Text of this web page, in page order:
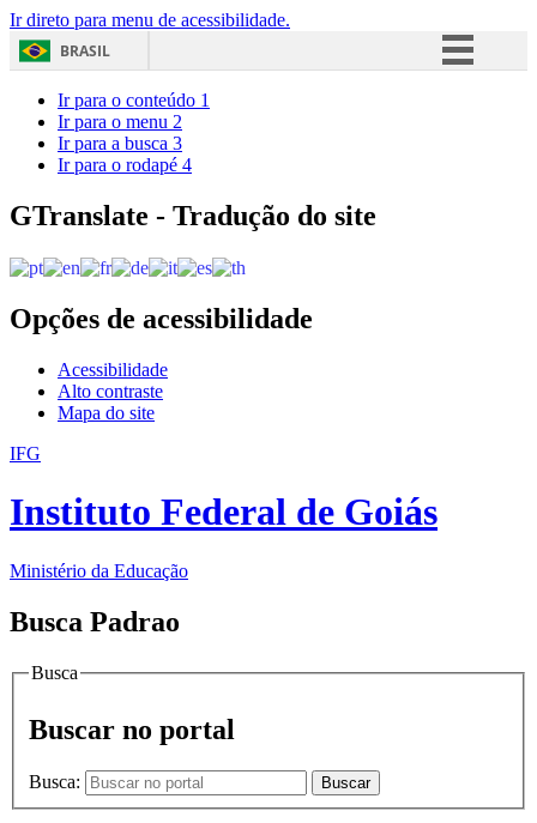
Ir direto para menu de acessibilidade.
BRASIL
Acesso à informação
Ir para o conteúdo 1
Ir para o menu 2
Ir para a busca 3
Ir para o rodapé 4
GTranslate - Tradução do site
Opções de acessibilidade
Acessibilidade
Alto contraste
Mapa do site
IFG
Instituto Federal de Goiás
Ministério da Educação
Busca Padrao
Busca
Buscar no portal
Busca: Buscar